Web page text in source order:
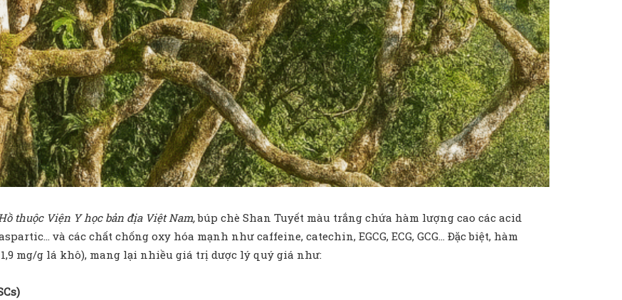
thuộc Viện Y học bản địa Việt Nam,búp chè Shan Tuyết màu trắng chứa hàm lượng cao các acid
và các chất chống oxy hóa mạnh như caffeine, catechin, EGCG, ECG, GCG… Đặc biệt, hàm
mg/g lá khô), mang lại nhiều giá trị dược lý quý giá như: